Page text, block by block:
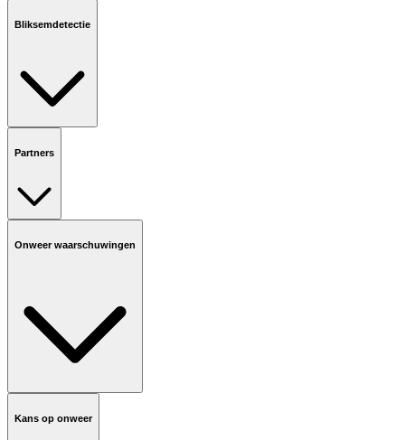
Bliksemdetectie
Partners
Onweer waarschuwingen
Kans op onweer